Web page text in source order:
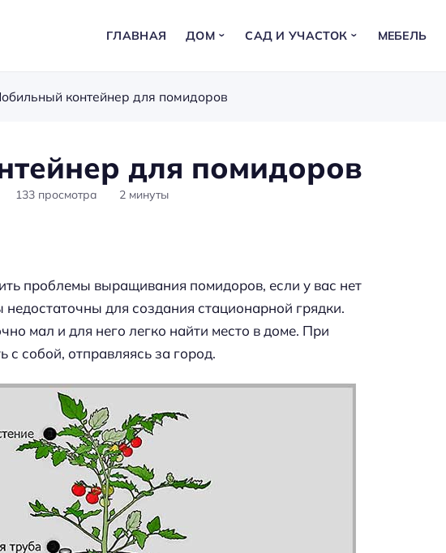
ГЛАВНАЯ ДОМ САД И УЧАСТОК МЕБЕЛЬ
контейнер для помидоров
для помидоров
133 просмотра 2 минуты
проблемы выращивания помидоров, если у вас нет
для создания стационарной грядки.
мал и для него легко найти место в доме. При
с собой, отправляясь за город.